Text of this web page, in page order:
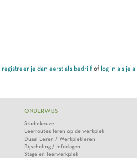
registreer je dan eerst als bedrijfof log in als je al
ONDERWIJS
Studiekeuze
Leerroutes leren op de werkplek
Duaal Leren / Werkplekleren
Bijscholing / Infodagen
Stage en leerwerkplek